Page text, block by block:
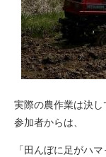
実際の農作業は決し
参加者からは、
「田んぼに足がハ